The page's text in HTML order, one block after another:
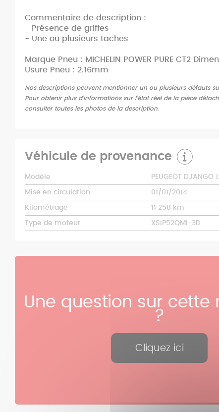
Commentaire de description :
- Présence de griffes
- Une ou plusieurs taches
Marque Pneu : MICHELIN POWER PURE CT2
Usure Pneu : 2.16mm
Nos descriptions peuvent mentionner un ou plusieurs défauts
Pour obtenir plus d'informations sur l'état réel de la pièce
consulter toutes les photos de la description.
Véhicule de provenance
Modèle PEUGEOT DJANGO
Mise en circulation 01/01/2014
Kilométrage 11 258 km
Type de moteur XS1P52QMI-3B
Une question sur cette
?
Cliquez ici